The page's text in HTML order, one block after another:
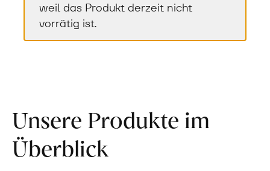
weil das Produkt derzeit nicht
vorrätig ist.
Unsere Produkte im
Überblick